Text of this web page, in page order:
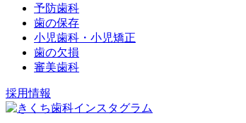
予防歯科
歯の保存
小児歯科・小児矯正
歯の欠損
審美歯科
採用情報